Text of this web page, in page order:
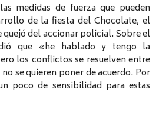
medidas de fuerza que pueden
de la fiesta del Chocolate, el
quejó del accionar policial. Sobre el
que «he hablado y tengo la
los conflictos se resuelven entre
se quieren poner de acuerdo. Por
poco de sensibilidad para estas